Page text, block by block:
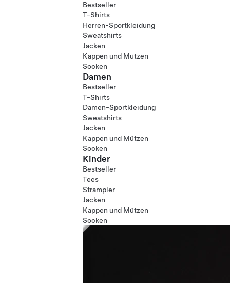
Bestseller
T-Shirts
Herren-Sportkleidung
Sweatshirts
Jacken
Kappen und Mützen
Socken
Damen
Bestseller
T-Shirts
Damen-Sportkleidung
Sweatshirts
Jacken
Kappen und Mützen
Socken
Kinder
Bestseller
Tees
Strampler
Jacken
Kappen und Mützen
Socken